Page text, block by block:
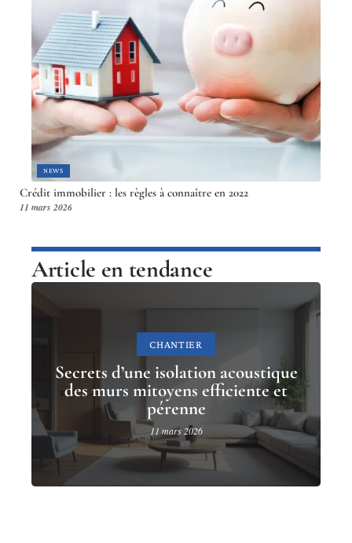
NEWS
Crédit immobilier : les règles à connaître en 2022
11 mars 2026
Article en tendance
CHANTIER
Secrets d’une isolation acoustique
des murs mitoyens efficiente et
pérenne
11 mars 2026